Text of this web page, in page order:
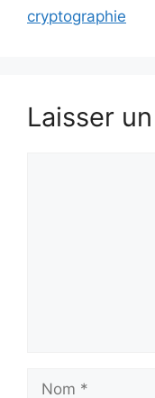
cryptographie
Laisser
Nom